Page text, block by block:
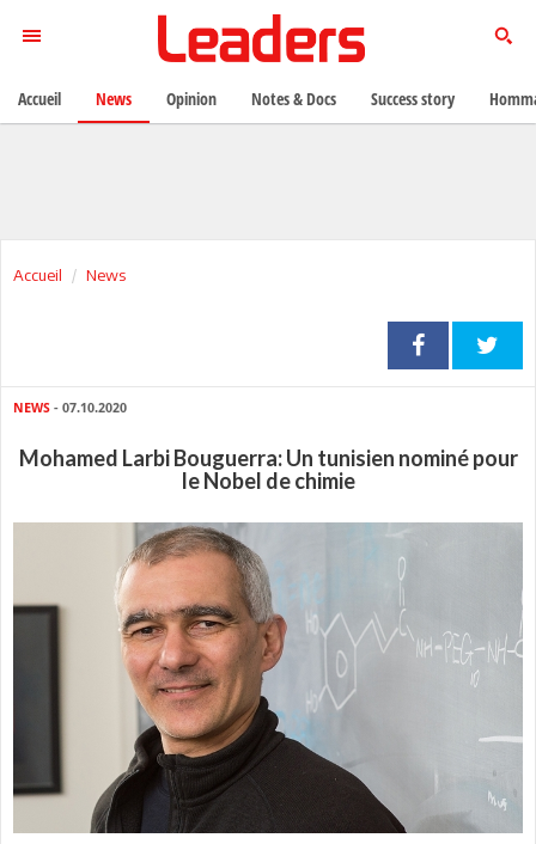
Accueil News
NEWS - 07.10.2020
Mohamed Larbi Bouguerra: Un tunisien nominé pour
le Nobel de chimie
Accueil News Opinion Notes & Docs Success story